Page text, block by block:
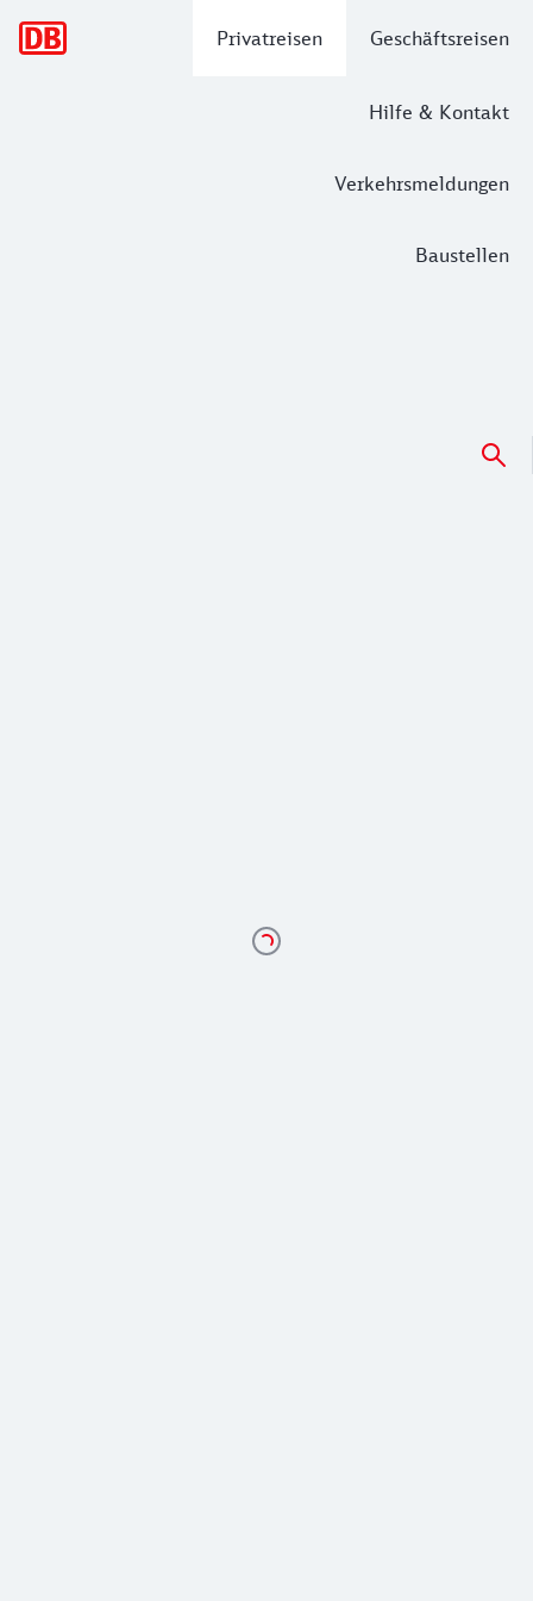
Privatreisen Geschäftsreisen
Hilfe & Kontakt
Verkehrsmeldungen
Baustellen